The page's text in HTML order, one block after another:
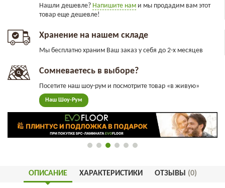
Нашли дешевле? Напишите нам и мы продадим вам этот
товар еще дешевле!
Хранение на нашем складе
Мы бесплатно храним Ваш заказ у себя до 2-х месяцев
Сомневаетесь в выборе?
Посетите наш шоу-рум и посмотрите товар «в живую»
Наш Шоу-Рум
ОПИСАНИЕ ХАРАКТЕРИСТИКИ ОТЗЫВЫ (0)